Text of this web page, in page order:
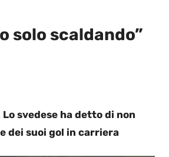
solo scaldando”
svedese ha detto di non
dei suoi gol in carriera